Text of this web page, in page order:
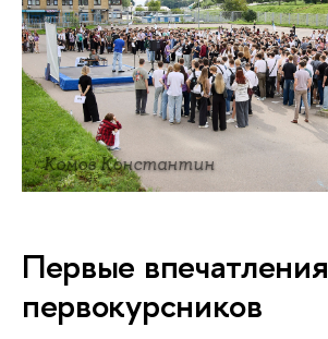
Комов Константин
Первые впечатления
первокурсников